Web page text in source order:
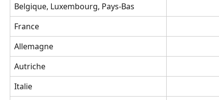
Belgique, Luxembourg, Pays-Bas
France
Allemagne
Autriche
Italie